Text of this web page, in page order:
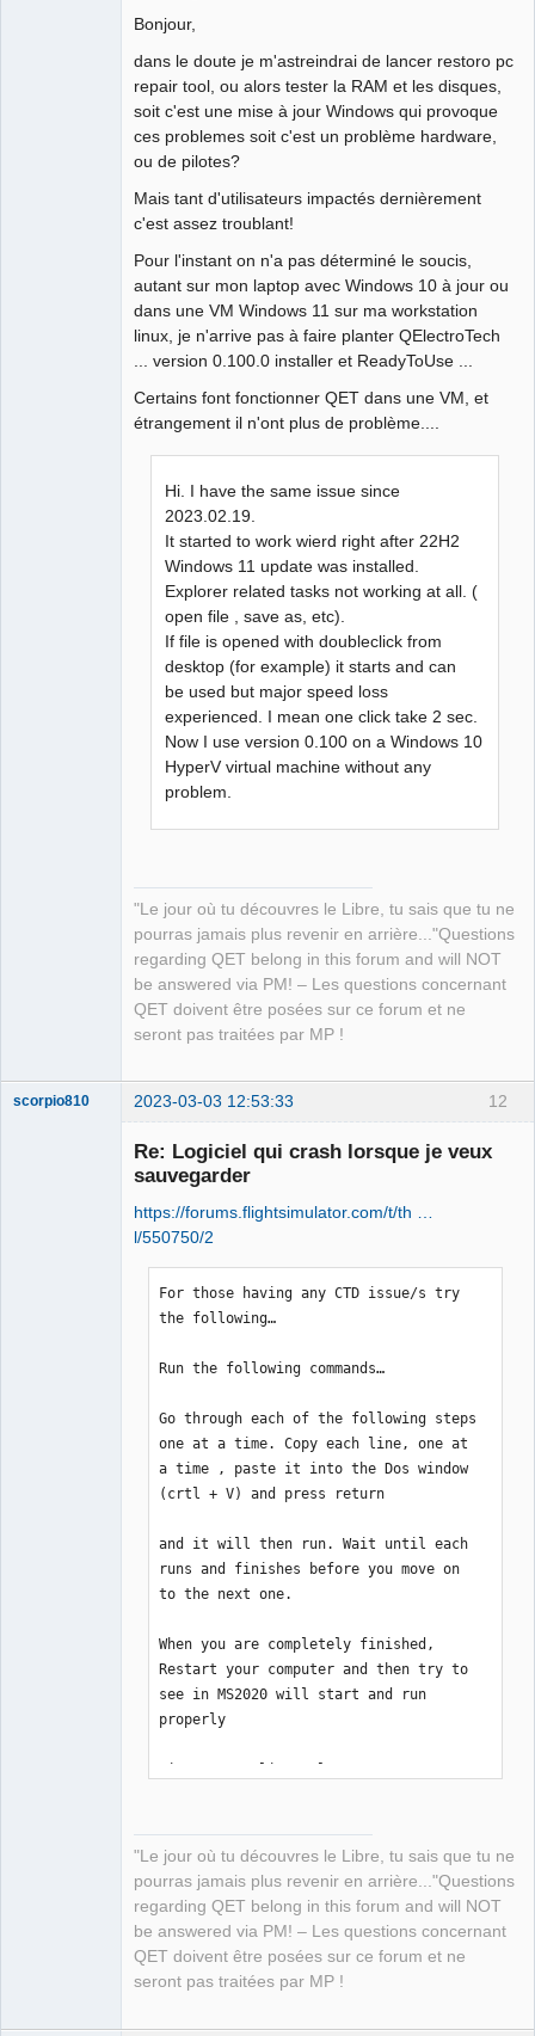
Bonjour,
dans le doute je m'astreindrai de lancer restoro pc
repair tool, ou alors tester la RAM et les disques,
soit c'est une mise à jour Windows qui provoque
ces problemes soit c'est un problème hardware,
ou de pilotes?
Mais tant d'utilisateurs impactés dernièrement
c'est assez troublant!
Pour l'instant on n'a pas déterminé le soucis,
autant sur mon laptop avec Windows 10 à jour ou
dans une VM Windows 11 sur ma workstation
linux, je n'arrive pas à faire planter QElectroTech
... version 0.100.0 installer et ReadyToUse ...
Certains font fonctionner QET dans une VM, et
étrangement il n'ont plus de problème....
Hi. I have the same issue since
2023.02.19.
It started to work wierd right after 22H2
Windows 11 update was installed.
Explorer related tasks not working at all. (
open file , save as, etc).
If file is opened with doubleclick from
desktop (for example) it starts and can
be used but major speed loss
experienced. I mean one click take 2 sec.
Now I use version 0.100 on a Windows 10
HyperV virtual machine without any
problem.
"Le jour où tu découvres le Libre, tu sais que tu ne
pourras jamais plus revenir en arrière..."Questions
regarding QET belong in this forum and will NOT
be answered via PM! – Les questions concernant
QET doivent être posées sur ce forum et ne
seront pas traitées par MP !
12
scorpio810 2023-03-03 12:53:33
Re: Logiciel qui crash lorsque je veux
sauvegarder
https://forums.flightsimulator.com/t/th …
l/550750/2
For those having any CTD issue/s try
the following…
Run the following commands…
Go through each of the following steps
one at a time. Copy each line, one at
a time , paste it into the Dos window
(crtl + V) and press return
and it will then run. Wait until each
runs and finishes before you move on
to the next one.
When you are completely finished,
Restart your computer and then try to
see in MS2020 will start and run
properly
/scanhealth
Dism.exe /online /Cleanup-Image
sfc /scannow
"Le jour où tu découvres le Libre, tu sais que tu ne
pourras jamais plus revenir en arrière..."Questions
regarding QET belong in this forum and will NOT
be answered via PM! – Les questions concernant
QET doivent être posées sur ce forum et ne
seront pas traitées par MP !